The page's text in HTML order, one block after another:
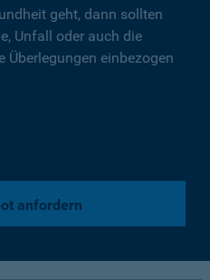
geht, dann sollten
Unfall oder auch die
einbezogen
anfordern